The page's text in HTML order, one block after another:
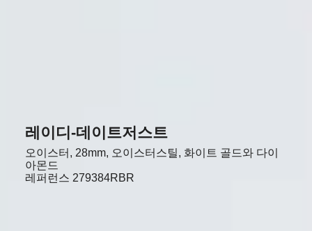
레이디-데이트저스트
오이스터, 28mm, 오이스터스틸, 화이트 골드와 다이
아몬드
레퍼런스 279384RBR